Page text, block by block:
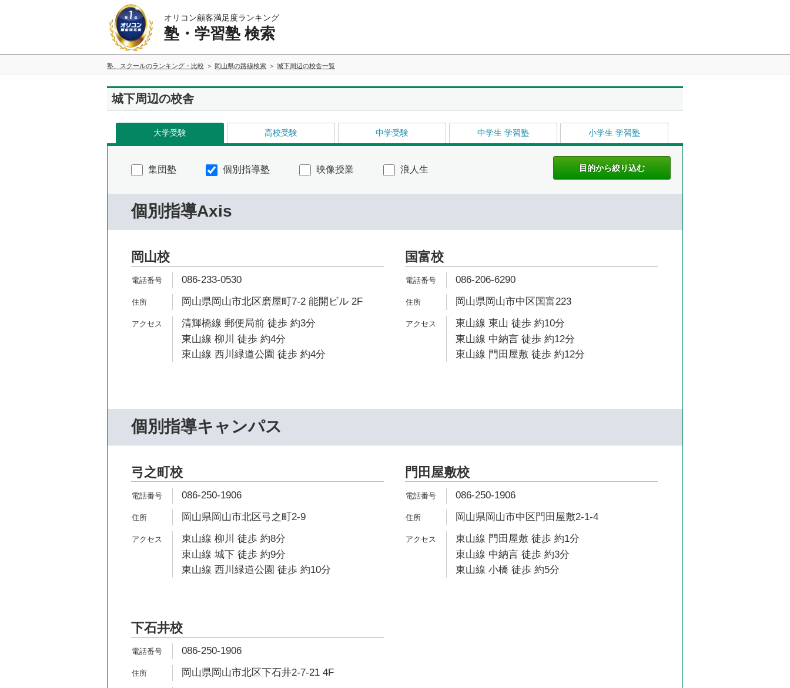
オリコン顧客満足度ランキング
塾・学習塾 検索
塾、スクールのランキング・比較 岡山県の路線検索 城下周辺の校舎一覧
城下周辺の校舎
大学受験 高校受験 中学受験 中学生 学習塾 小学生 学習塾
集団塾 個別指導塾 映像授業 浪人生
個別指導Axis
岡山校
086-233-0530
岡山県岡山市北区磨屋町7-2 能開ビル 2F
清輝橋線 郵便局前 徒歩 約3分
東山線 柳川 徒歩 約4分
東山線 西川緑道公園 徒歩 約4分
国富校
086-206-6290
岡山県岡山市中区国富223
東山線 東山 徒歩 約10分
東山線 中納言 徒歩 約12分
東山線 門田屋敷 徒歩 約12分
個別指導キャンパス
弓之町校
086-250-1906
岡山県岡山市北区弓之町2-9
東山線 柳川 徒歩 約8分
東山線 城下 徒歩 約9分
東山線 西川緑道公園 徒歩 約10分
門田屋敷校
086-250-1906
岡山県岡山市中区門田屋敷2-1-4
東山線 門田屋敷 徒歩 約1分
東山線 中納言 徒歩 約3分
東山線 小橋 徒歩 約5分
下石井校
086-250-1906
岡山県岡山市北区下石井2-7-21 4F